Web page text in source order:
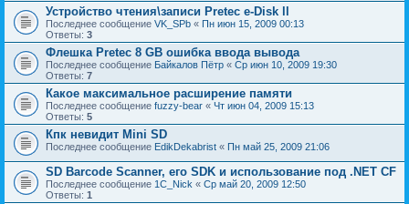
Устройство чтения\записи Pretec e-Disk ll
Последнее сообщение VK_SPb « Пн июн 15, 2009 00:13
Ответы: 3
Флешка Pretec 8 GB ошибка ввода вывода
Последнее сообщение Байкалов Пётр « Ср июн 10, 2009 19:30
Ответы: 7
Какое максимальное расширение памяти
Последнее сообщение fuzzy-bear « Чт июн 04, 2009 15:13
Ответы: 5
Кпк невидит Mini SD
Последнее сообщение EdikDekabrist « Пн май 25, 2009 21:06
SD Barcode Scanner, его SDK и использование под .NET CF
Последнее сообщение 1C_Nick « Ср май 20, 2009 12:50
Ответы: 1